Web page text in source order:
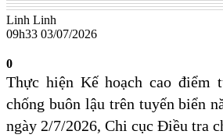
Linh Linh
09h33 03/07/2026
0
Thực hiện Kế hoạch cao điểm
chống buôn lậu trên tuyến biển
ngày 2/7/2026, Chi cục Điều tra